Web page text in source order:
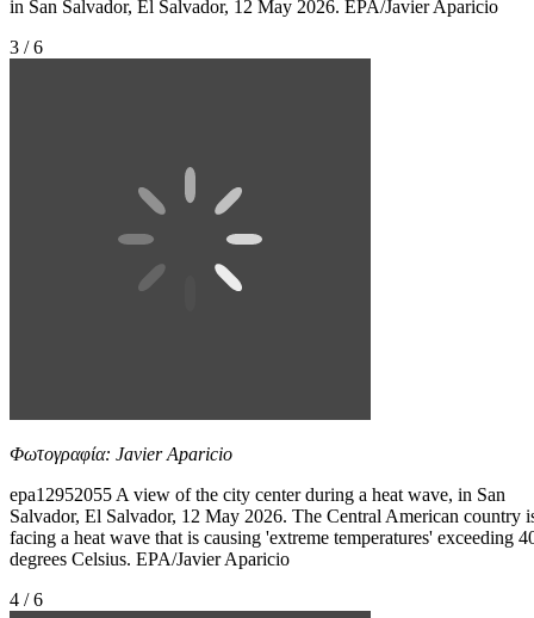
in San Salvador, El Salvador, 12 May 2026. EPA/Javier Aparicio
3 / 6
Φωτογραφία: Javier Aparicio
epa12952055 A view of the city center during a heat wave, in San
Salvador, El Salvador, 12 May 2026. The Central American country
facing a heat wave that is causing 'extreme temperatures' exceeding
degrees Celsius. EPA/Javier Aparicio
4 / 6